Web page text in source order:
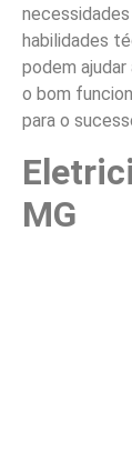
necessidades
habilidades
podem
o bom
para o
MG